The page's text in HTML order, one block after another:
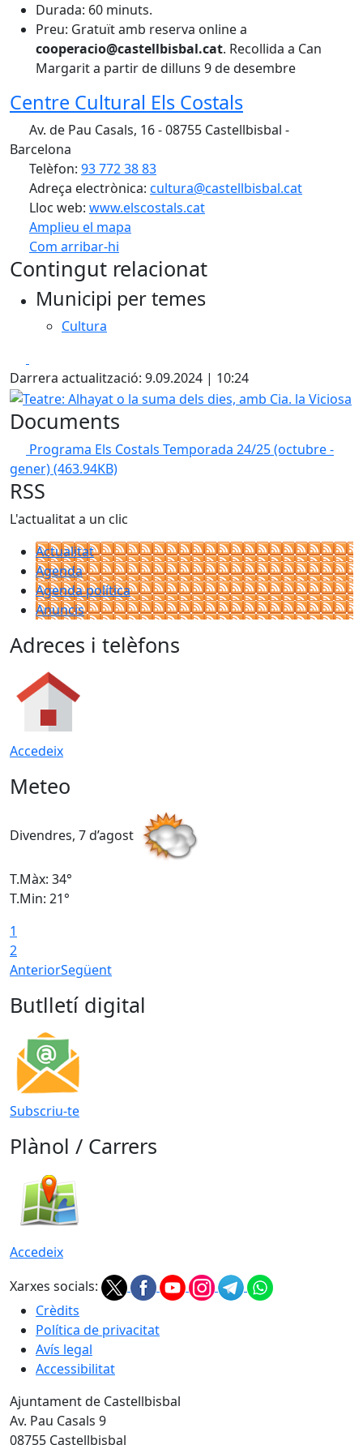
Durada: 60 minuts.
Preu: Gratuït amb reserva online a
cooperacio@castellbisbal.cat. Recollida a Can
Margarit a partir de dilluns 9 de desembre
Centre Cultural Els Costals
Av. de Pau Casals, 16 - 08755 Castellbisbal -
Barcelona
Telèfon: 93 772 38 83
Adreça electrònica: cultura@castellbisbal.cat
Lloc web: www.elscostals.cat
Amplieu el mapa
Com arribar-hi
+
Contingut relacionat
Municipi per temes
Cultura
Darrera actualització: 9.09.2024 | 10:24
Teatre: Alhayat o la suma dels dies, amb Cia. la Viciosa
Documents
Programa Els Costals Temporada 24/25 (octubre -
gener)(463.94KB)
RSS
L'actualitat a un clic
Actualitat
Agenda
Agenda política
Anuncis
Adreces i telèfons
Accedeix
Meteo
Divendres, 7 d’agost
T.Màx: 34°
T.Min: 21°
1
2
AnteriorSegüent
Butlletí digital
Subscriu-te
Plànol / Carrers
Accedeix
Xarxes socials:
Crèdits
Política de privacitat
Avís legal
Accessibilitat
Ajuntament de Castellbisbal
Av. Pau Casals 9
08755 Castellbisbal